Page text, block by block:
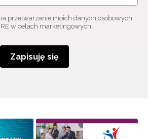
przetwarzanie moich danych osobowych
w celach marketingowych.
Zapisuję się